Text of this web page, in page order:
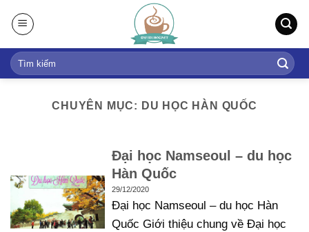
t
CHUYÊN MỤC: DU HỌC HÀN QUỐC
Đại học Namseoul – du học
Hàn Quốc
29/12/2020
Đại học Namseoul – du học Hàn
Quốc Giới thiệu chung về Đại học